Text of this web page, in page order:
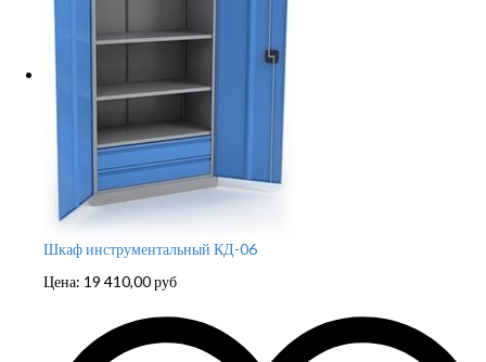
Шкаф инструментальный КД-06
Цена: 19 410,00руб